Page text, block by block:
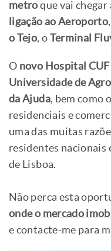
metro que vai
ligação ao Aeroporto
o Tejo, o Terminal
O novo Hospital CUF
Universidade de
da Ajuda, bem como
residenciais e
uma das muitas
residentes nacionais
de Lisboa.
Não perca esta
onde o mercado
e contacte-me para